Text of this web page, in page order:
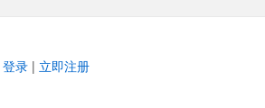
登录 | 立即注册